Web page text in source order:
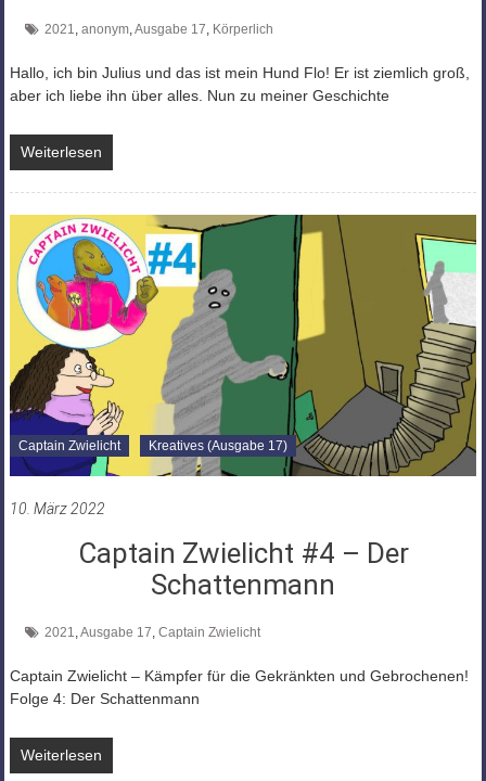
2021, anonym,Ausgabe 17, Körperlich
Hallo, ich bin Julius und das ist mein Hund Flo! Er ist ziemlich groß,
aber ich liebe ihn über alles. Nun zu meiner Geschichte
Weiterlesen
Captain Zwielicht Kreatives (Ausgabe 17)
10. März 2022
Captain Zwielicht #4 – Der
Schattenmann
2021,Ausgabe 17, Captain Zwielicht
Captain Zwielicht – Kämpfer für die Gekränkten und Gebrochenen!
Folge 4: Der Schattenmann
Weiterlesen